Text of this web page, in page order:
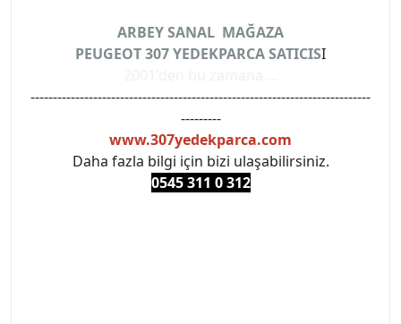
ARBEY SANAL MAĞAZA
PEUGEOT 307 YEDEKPARCA SATICISI
----------------------------------------------------------------------------
---------
www.307yedekparca.com
Daha fazla bilgi için bizi ulaşabilirsiniz.
0545 311 0 312